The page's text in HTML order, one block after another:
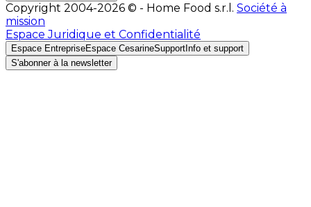
Copyright 2004-2026 © - Home Food s.r.l. Société à
mission
Espace Juridique et Confidentialité
Espace EntrepriseEspace CesarineSupport Info et support
S'abonner à la newsletter